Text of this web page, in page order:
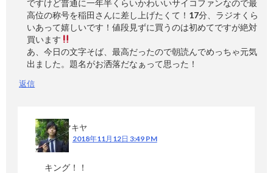
ですけど普通に一年半くらいかわいいサイコファンなので最
高位の称号を稲田さんに差し上げたくて！17分、ラジオくら
いあって嬉しいです！値段見ずに買うのは初めてですが絶対
買います
あ、今日の文字そば、最高だったので朝読んでめっちゃ元気
出ました。題名がお洒落だなぁって思った！
返信
マキヤ
2018年11月12日 3:49 PM
キング！！